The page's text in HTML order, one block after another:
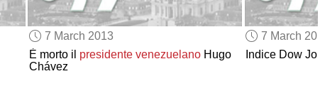
ABOUT US
ALEXA
ADJUST COLORS
7 March 2013
È morto il presidente venezuelanoHugo
Chávez
7 March
Indice Dow